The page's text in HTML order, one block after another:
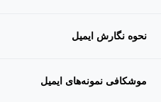
نحوه نگارش ایمیل
موشکافی نمونه‌های ایمیل